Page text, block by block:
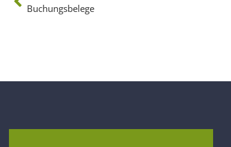
Buchungsbelege